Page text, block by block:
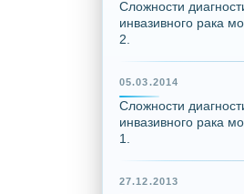
Сложности
инвазивного рака
2.
05.03.2014
Сложности
инвазивного рака
1.
27.12.2013